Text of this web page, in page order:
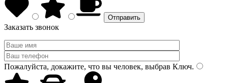
Заказать звонок
Пожалуйста, докажите, что вы человек, выбрав Ключ.